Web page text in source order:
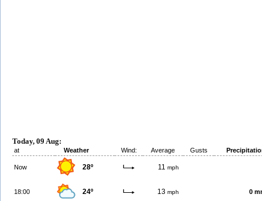
Today, 09 Aug:
at Weather Wind: Average Gusts
Now 28º 11 mph
18:00 24º 13 mph 0